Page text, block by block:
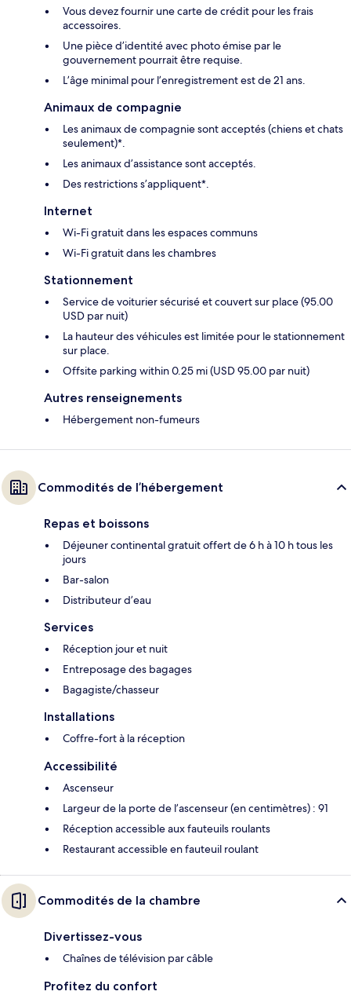
Vous devez fournir une carte de crédit pour les frais
accessoires.
Une pièce d’identité avec photo émise par le
gouvernement pourrait être requise.
L’âge minimal pour l’enregistrement est de 21 ans.
Animaux de compagnie
Les animaux de compagnie sont acceptés (chiens et chats
seulement)*.
Les animaux d’assistance sont acceptés.
Des restrictions s’appliquent*.
Internet
Wi-Fi gratuit dans les espaces communs
Wi-Fi gratuit dans les chambres
Stationnement
Service de voiturier sécurisé et couvert sur place (95.00
USD par nuit)
La hauteur des véhicules est limitée pour le stationnement
sur place.
Offsite parking within 0.25 mi (USD 95.00 par nuit)
Autres renseignements
Hébergement non-fumeurs
Commodités de l’hébergement
Repas et boissons
Déjeuner continental gratuit offert de 6 h à 10 h tous les
jours
Bar-salon
Distributeur d’eau
Services
Réception jour et nuit
Entreposage des bagages
Bagagiste/chasseur
Installations
Coffre-fort à la réception
Accessibilité
Ascenseur
Largeur de la porte de l’ascenseur (en centimètres) : 91
Réception accessible aux fauteuils roulants
Restaurant accessible en fauteuil roulant
Commodités de la chambre
Divertissez-vous
Chaînes de télévision par câble
Profitez du confort